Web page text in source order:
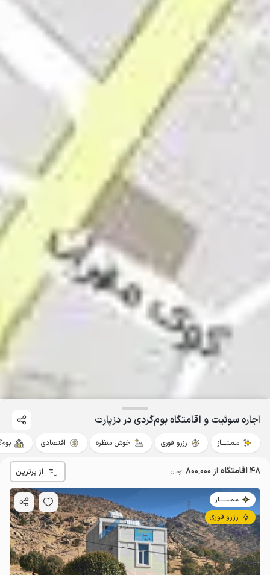
اجاره سوئیت و اقامتگاه بوم‌گردی در دزپارت
مـمـتــــاز رزرو فوری خوش منظره اقتصادی
48 اقامتگاه از 800٬000 تومان از برترین
مـمـتــــــاز
رزرو فوری